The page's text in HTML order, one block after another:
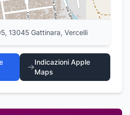
13045 Gattinara, Vercelli
Indicazioni Apple
Maps